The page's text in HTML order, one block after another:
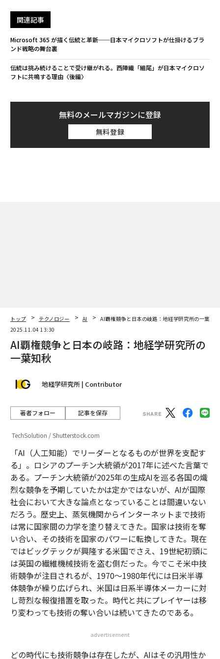
関連記事
Microsoft 365 が描く伝統と革新──日本マイクロソフトが仕掛けるブラ
ンド戦略の舞台裏
伝統は挑み続けることで受け継がれる。西陣織「細尾」が日本マイクロソ
フトに共鳴する理由〈後編〉
無料のメールマガジンに登録
無料登録
トップ テクノロジー AI
AI覇権競争と日本の岐路：地経学研究所の一葉知秋
2025.11.04 13:30
AI覇権競争と日本の岐路：地経学研究所の
一葉知秋
地経学研究所 | Contributor
著者フォロー 記事を保存
TechSolution / Shutterstock.com
「AI（人工知能）でリーダーとなるものが世界を支配す
る」。ロシアのプーチン大統領が2017年に述べた言葉で
ある。プーチン大統領が2025年の生成AIを巡る各国の熾
烈な競争を予期していたかは定かではないが、AIが国際
社会において大きな論点となっていることは間違いない
だろう。歴史上、蒸気機関からインターネットまで技術
は常に国家間の力学を塗り替えてきた。国家は技術を奪
い合い、その技術を国家のパワーに転換してきた。現在
ではビッグテックが興隆する米国でさえ、19世紀初頭に
は英国の繊維機械技術を盗む側だった。今でこそ米中技
術競争が注目されるが、1970〜1980年代には日米半導
体競争が繰り広げられ、米国は日系半導体メーカーに対
し苛烈な報復措置を取った。時代と共にプレイヤーは移
り変わっても技術の奪い合いは続いてきたのである。
advertisement
どの時代にも技術競争は存在したが、AIはその汎用性か